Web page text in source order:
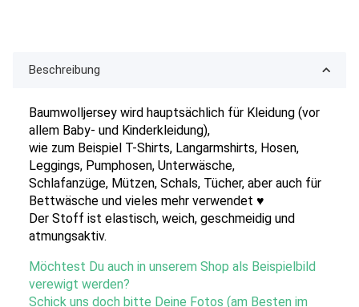
Beschreibung
Baumwolljersey wird hauptsächlich für Kleidung (vor
allem Baby- und Kinderkleidung),
wie zum Beispiel T-Shirts, Langarmshirts, Hosen,
Leggings, Pumphosen, Unterwäsche,
Schlafanzüge, Mützen, Schals, Tücher, aber auch für
Bettwäsche und vieles mehr verwendet ♥
Der Stoff ist elastisch, weich, geschmeidig und
atmungsaktiv.
Möchtest Du auch in unserem Shop als Beispielbild
verewigt werden?
Schick uns doch bitte Deine Fotos (am Besten im